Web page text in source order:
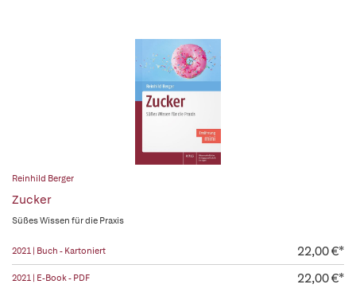
Reinhild Berger
Zucker
Süßes Wissen für die Praxis
2021 | Buch - Kartoniert 22,00 €*
2021 | E-Book - PDF 22,00 €*